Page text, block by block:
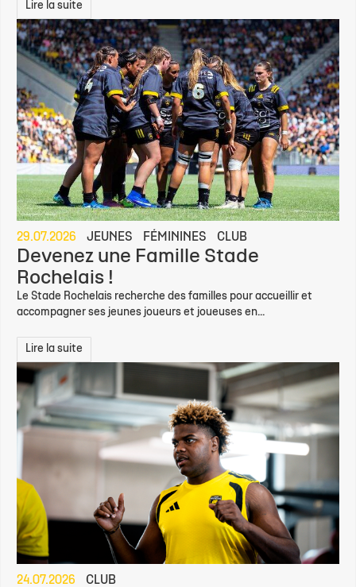
Lire la suite
29.07.2026 JEUNES FÉMININES CLUB
Devenez une Famille Stade
Rochelais !
Le Stade Rochelais recherche des familles pour accueillir et
accompagner ses jeunes joueurs et joueuses en...
Lire la suite
24.07.2026 CLUB